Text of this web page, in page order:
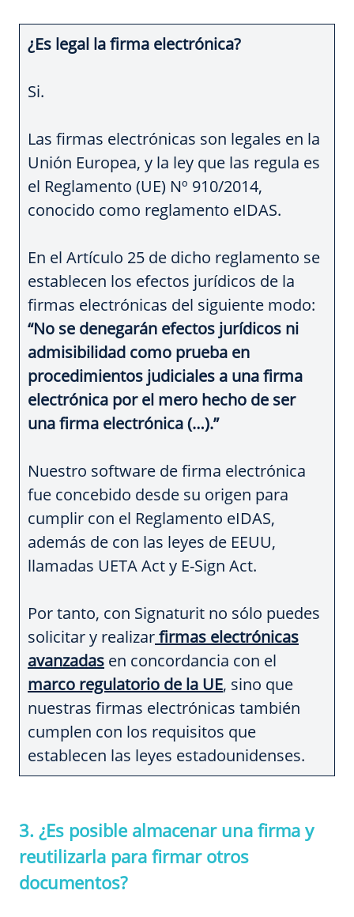
¿Es legal la firma electrónica?
Si.
Las firmas electrónicas son legales en la
Unión Europea, y la ley que las regula es
el Reglamento (UE) Nº 910/2014,
conocido como reglamento eIDAS.
En el Artículo 25 de dicho reglamento se
establecen los efectos jurídicos de la
firmas electrónicas del siguiente modo:
“No se denegarán efectos jurídicos ni
admisibilidad como prueba en
procedimientos judiciales a una firma
electrónica por el mero hecho de ser
una firma electrónica (…).”
Nuestro software de firma electrónica
fue concebido desde su origen para
cumplir con el Reglamento eIDAS,
además de con las leyes de EEUU,
llamadas UETA Act y E-Sign Act.
Por tanto, con Signaturit no sólo puedes
solicitar y realizarfirmas electrónicas
avanzadas en concordancia con el
marco regulatorio de la UE, sino que
nuestras firmas electrónicas también
cumplen con los requisitos que
establecen las leyes estadounidenses.
3. ¿Es posible almacenar una firma y
reutilizarla para firmar otros
documentos?